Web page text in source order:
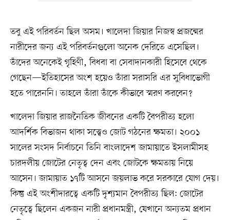
তবু এই পরিবর্তন ছিল অসম। খালেদা জিয়ার নিজস্ব প্রজন্মের
নারীদের জন্য এই পরিবর্তনগুলো অনেক দেরিতে এসেছিল।
তাঁদের অনেকেই গৃহিণী, বিধবা বা সেবাদানকারী হিসেবে থেকে
গেছেন—ইতিহাসের অংশ হয়েও তাঁরা সরাসরি এর সুবিধাভোগী
হতে পারেননি। তাহলে তাঁরা তাঁকে কীভাবে স্মরণ করবেন?
খালেদা জিয়ার রাজনৈতিক জীবনের একটি বৈপরীত্য হলো
আদর্শিক বিভাজন থাকা সত্ত্বেও জোট গঠনের ক্ষমতা। ২০০১
সালের সংসদ নির্বাচনে তিনি বাংলাদেশ জামায়াতে ইসলামীসহ
চারদলীয় জোটের নেতৃত্ব দেন এবং জোটকে ক্ষমতায় নিয়ে
আসেন। জামায়াত ১৭টি আসনে জয়লাভ করে সরকারে যোগ দেয়।
কিন্তু এই অংশীদারত্বে একটি দৃশ্যমান বৈপরীত্য ছিল: জোটের
নেতৃত্বে ছিলেন একজন নারী প্রধানমন্ত্রী, যেখানে অন্যতম প্রধান